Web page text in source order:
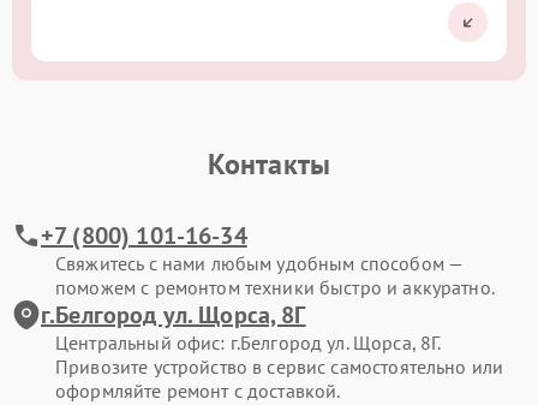
Контакты
+7 (800) 101-16-34
Свяжитесь с нами любым удобным способом —
поможем с ремонтом техники быстро и аккуратно.
г.Белгород ул. Щорса, 8Г
Центральный офис: г.Белгород ул. Щорса, 8Г.
Привозите устройство в сервис самостоятельно или
оформляйте ремонт с доставкой.